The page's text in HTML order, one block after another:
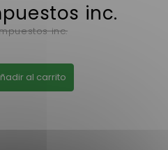
inc.
inc.
al carrito